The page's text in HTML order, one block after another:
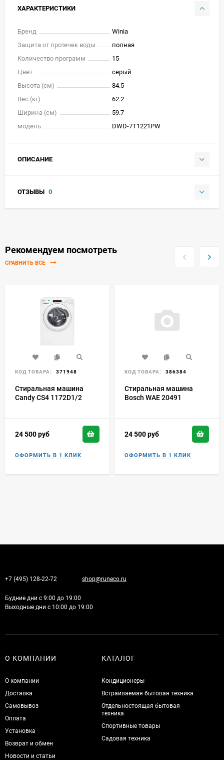
ХАРАКТЕРИСТИКИ
Бренд
Winia
Защита от протечек воды
полная
Количество программ
15
Цвет
серый
Высота (см)
84.5
Вес (кг)
62.2
Ширина (см)
59.7
модель
DWD-7T1221PW
ОПИСАНИЕ
ОТЗЫВЫ 0
Рекомендуем посмотреть
СРАВНИТЬ ВСЕ
КОД ТОВАРА: 371948
Стиральная машина
Candy CS4 1172D1/2
24 500руб
КОД ТОВАРА: 386384
Стиральная машина
Bosch WAE 20491
24 500руб
+7 (495) 128-22-72 shop@runeco.ru
Будние дни с 9:00 до 19:00
Выходные дни с 10:00 до 19:00
О КОМПАНИИ
О компании
Доставка
Самовывоз
Оплата
Установка
Возврат и обмен
Новости и статьи
КАТАЛОГ
Кондиционеры
Встраиваемая бытовая техника
Отдельностоящая бытовая
техника
Спортивные товары
Садовая техника